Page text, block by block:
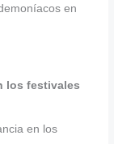
en
los festivales
en los